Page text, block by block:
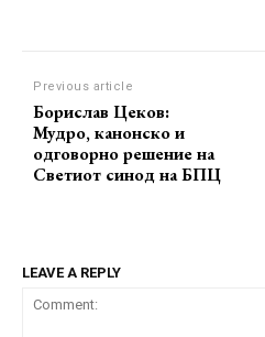
Previous article
Борислав Цеков:
Мудро, канонско и
одговорно решение на
Светиот синод на БПЦ
LEAVE A REPLY